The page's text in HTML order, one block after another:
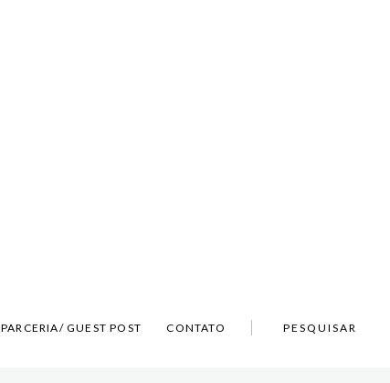
PARCERIA/ GUEST POST CONTATO